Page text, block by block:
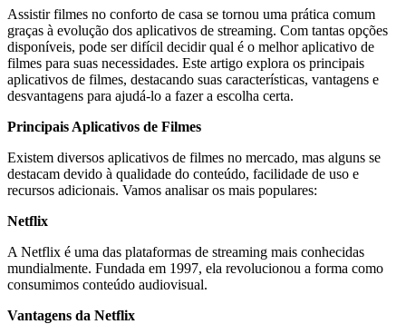
Assistir filmes no conforto de casa se tornou uma prática comum
graças à evolução dos aplicativos de streaming. Com tantas opções
disponíveis, pode ser difícil decidir qual é o melhor aplicativo de
filmes para suas necessidades. Este artigo explora os principais
aplicativos de filmes, destacando suas características, vantagens e
desvantagens para ajudá-lo a fazer a escolha certa.
Principais Aplicativos de Filmes
Existem diversos aplicativos de filmes no mercado, mas alguns se
destacam devido à qualidade do conteúdo, facilidade de uso e
recursos adicionais. Vamos analisar os mais populares:
Netflix
A Netflix é uma das plataformas de streaming mais conhecidas
mundialmente. Fundada em 1997, ela revolucionou a forma como
consumimos conteúdo audiovisual.
Vantagens da Netflix